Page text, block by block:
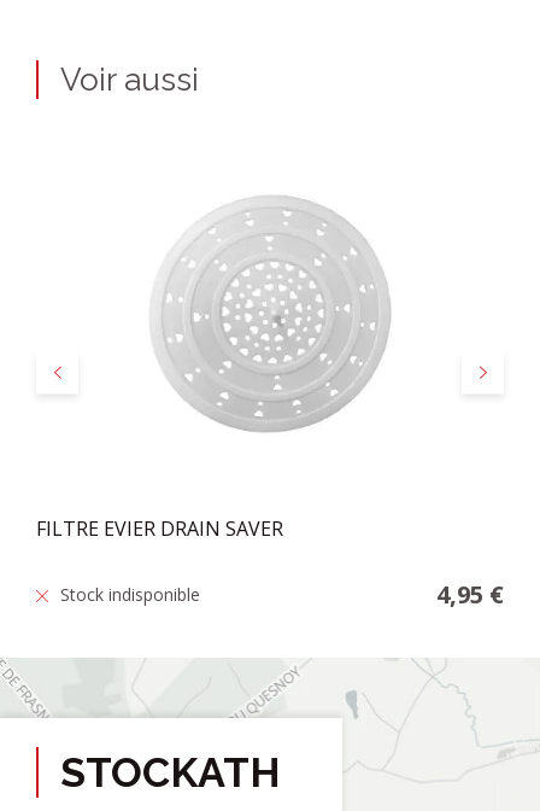
Voir aussi
Précédent Suivant
FILTRE EVIER DRAIN SAVER
Stock indisponible 4,95 €
STOCKATH